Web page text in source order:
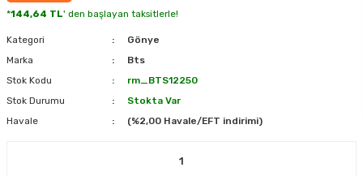
*144,64 TL' den başlayan taksitlerle!
Kategori
Gönye
Marka
Bts
Stok Kodu
rm_BTS12250
Stok Durumu
Stokta Var
Havale
(%2,00 Havale/EFT indirimi)